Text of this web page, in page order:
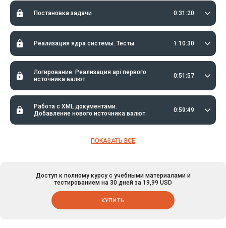
рамках курса.
Подготовка к разработке: подготовка виртуальной среды,
Постановка задачи 0:31:20
Реализация ядра системы. Тесты. 1:10:30
Логирование. Реализация api первого
источника валют
0:51:57
Работа с XML документами.
Добавление нового источника валют.
0:59:49
ПОКАЗАТЬ ВСЕ
Доступ к полному курсу с учебными материалами и
тестированием на 30 дней за 19,99 USD
КУПИТЬ